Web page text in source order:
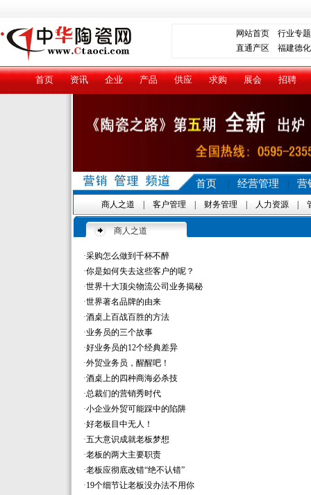
网站首页
行业专题
直通产区 福建德化
首页 资讯 企业 产品 供应 求购 展会 招聘
首页 经营管理 营
商人之道 客户管理 财务管理 人力资源
商人之道
·采购怎么做到千杯不醉
·你是如何失去这些客户的呢？
·世界十大顶尖物流公司业务揭秘
·世界著名品牌的由来
·酒桌上百战百胜的方法
·业务员的三个故事
·好业务员的12个经典差异
·外贸业务员，醒醒吧！
·酒桌上的四种商海必杀技
·总裁们的营销秀时代
·小企业外贸可能踩中的陷阱
·好老板目中无人！
·五大意识成就老板梦想
·老板的两大主要职责
·老板应彻底改错“绝不认错”
·19个细节让老板没办法不用你